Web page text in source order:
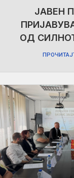
ЈАВЕН
ОД